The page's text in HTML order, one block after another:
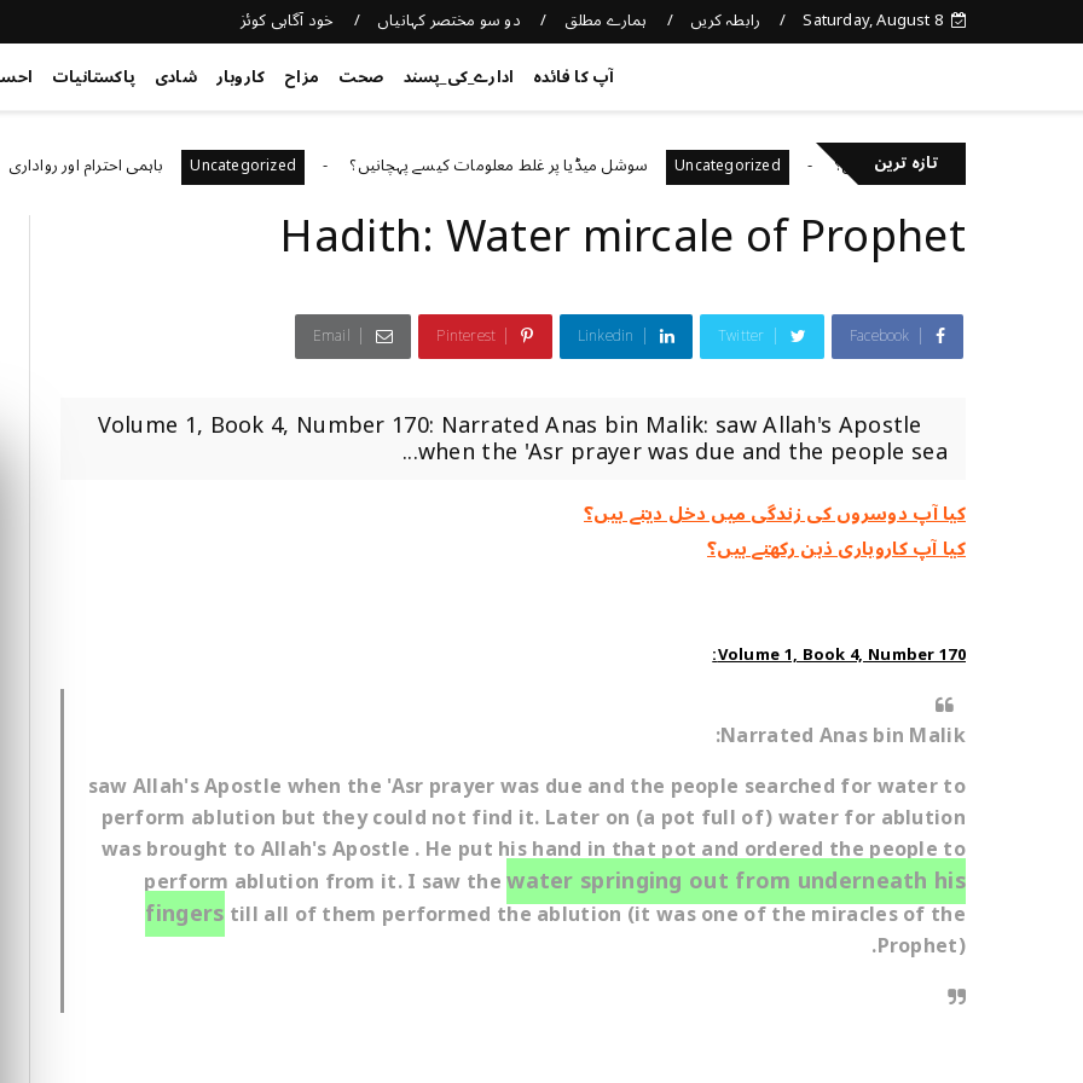
Saturday, August 8 رابطہ کریں ہمارے مطلق دو سو مختصر کہانیاں خود آگاہی کوئز
آپ کا فائدہ ادارے_کی_پسند صحت مزاح کاروبار شادی پاکستانیات
تازہ ترین
صحت کا خیال رکھتے ہیں؟ Uncategorized سوشل میڈیا پر غلط معلومات کیسے پہچانیں؟ Uncategorized باہمی احترام اور رواداری
Hadith: Water mircale of Prophet
Facebook
Twitter
Linkedin
Pinterest
Email
Volume 1, Book 4, Number 170: Narrated Anas bin Malik: saw Allah's Apostle
when the 'Asr prayer was due and the people sea...
کیا آپ دوسروں کی زندگی میں دخل دیتے ہیں؟
کیا آپ کاروباری ذہن رکھتے ہیں؟
Volume 1, Book 4, Number 170:
Narrated Anas bin Malik:
saw Allah's Apostle when the 'Asr prayer was due and the people searched for water to
perform ablution but they could not find it. Later on (a pot full of) water for ablution
was brought to Allah's Apostle . He put his hand in that pot and ordered the people to
perform ablution from it. I saw thewater springing out from underneath his
fingerstill all of them performed the ablution (it was one of the miracles of the
Prophet).